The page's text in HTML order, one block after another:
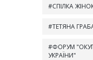
СПІЛКА
ТЕТЯНА
ФОРУМ
УКРАЇНИ"